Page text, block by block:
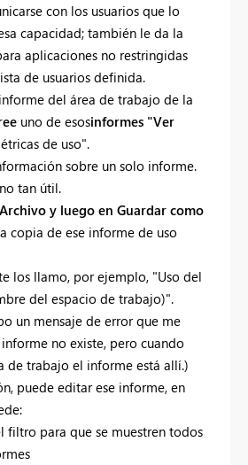
con los usuarios que lo
capacidad; también le da la
aplicaciones no restringidas
de usuarios definida.
del área de trabajo de la
uno de esosinformes "Ver
de uso".
sobre un solo informe.
tan útil.
Archivo y luego en Guardar como
copia de ese informe de uso
los llamo, por ejemplo, "Uso del
del espacio de trabajo)".
un mensaje de error que me
no existe, pero cuando
de trabajo el informe está allí.)
puede editar ese informe, en
filtro para que se muestren todos